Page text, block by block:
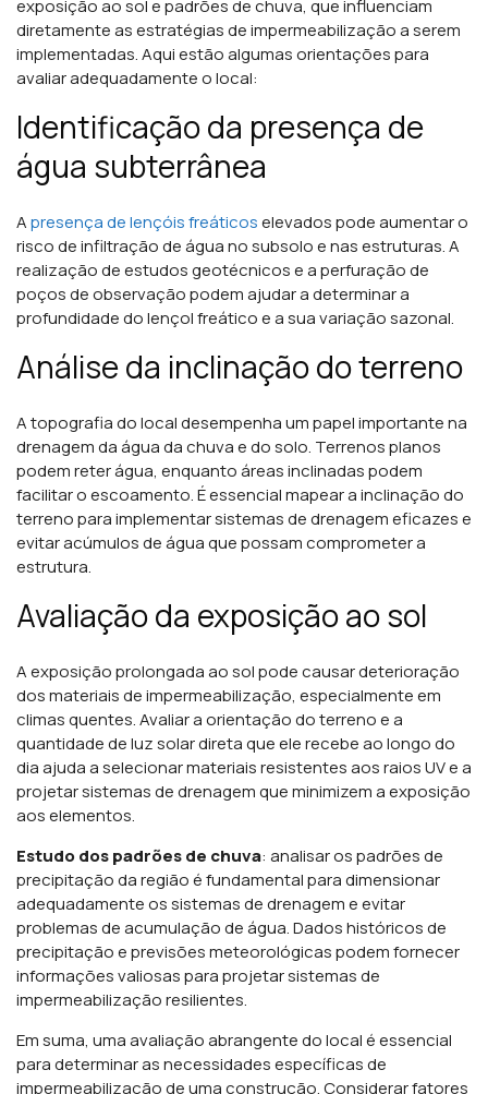
exposição ao sol e padrões de chuva, que influenciam
diretamente as estratégias de impermeabilização a serem
implementadas. Aqui estão algumas orientações para
avaliar adequadamente o local:
Identificação da presença de
água subterrânea
Apresença de lençóis freáticoselevados pode aumentar o
risco de infiltração de água no subsolo e nas estruturas. A
realização de estudos geotécnicos e a perfuração de
poços de observação podem ajudar a determinar a
profundidade do lençol freático e a sua variação sazonal.
Análise da inclinação do terreno
A topografia do local desempenha um papel importante na
drenagem da água da chuva e do solo. Terrenos planos
podem reter água, enquanto áreas inclinadas podem
facilitar o escoamento. É essencial mapear a inclinação do
terreno para implementar sistemas de drenagem eficazes e
evitar acúmulos de água que possam comprometer a
estrutura.
Avaliação da exposição ao sol
A exposição prolongada ao sol pode causar deterioração
dos materiais de impermeabilização, especialmente em
climas quentes. Avaliar a orientação do terreno e a
quantidade de luz solar direta que ele recebe ao longo do
dia ajuda a selecionar materiais resistentes aos raios UV e a
projetar sistemas de drenagem que minimizem a exposição
aos elementos.
Estudo dos padrões de chuva: analisar os padrões de
precipitação da região é fundamental para dimensionar
adequadamente os sistemas de drenagem e evitar
problemas de acumulação de água. Dados históricos de
precipitação e previsões meteorológicas podem fornecer
informações valiosas para projetar sistemas de
impermeabilização resilientes.
Em suma, uma avaliação abrangente do local é essencial
para determinar as necessidades específicas de
impermeabilização de uma construção. Considerar fatores